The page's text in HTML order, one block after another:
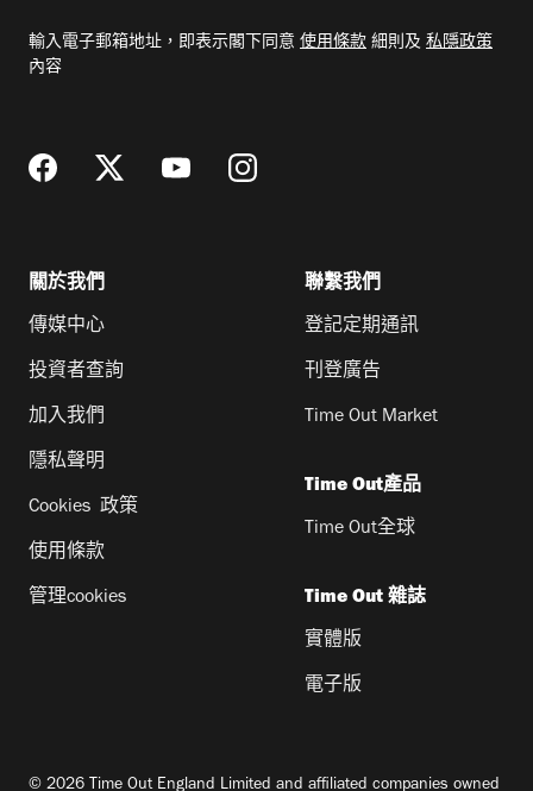
郵
輸入電子郵箱地址，即表示閣下同意 使用條款 細則及 私隱政策
內容
關於我們
傳媒中心
投資者查詢
加入我們
隱私聲明
Cookies 政策
使用條款
管理cookies
聯繫我們
登記定期通訊
刊登廣告
Time Out Market
Time Out產品
Time Out全球
Time Out 雜誌
實體版
電子版
© 2026 Time Out England Limited and affiliated companies owned